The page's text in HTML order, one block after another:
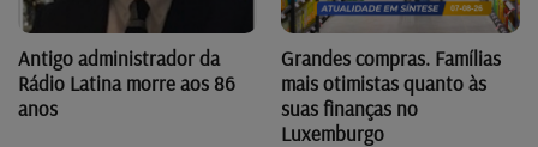
Antigo administrador da
Rádio Latina morre aos 86
anos
Grandes compras. Famílias
mais otimistas quanto às
suas finanças no
Luxemburgo